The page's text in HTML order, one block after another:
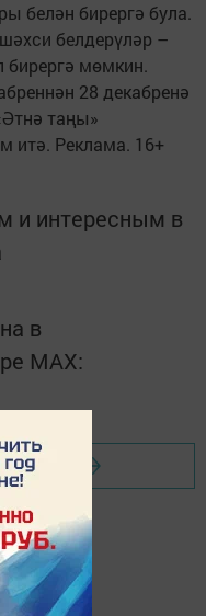
белән бирергә була.
белдерүләр –
мөмкин.
28 декабренә
таңы»
итә. Реклама. 16+
и интересным в
в
MАХ: